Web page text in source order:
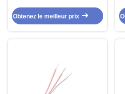
PFA a échoué
Obtenez le meilleur prix